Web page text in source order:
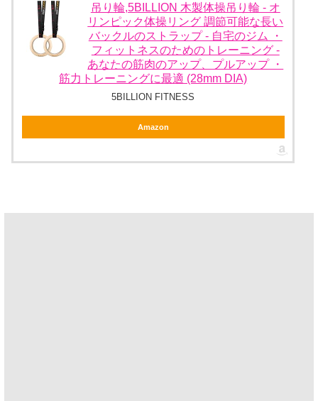
吊り輪,5BILLION 木製体操吊り輪 - オ
リンピック体操リング 調節可能な長い
バックルのストラップ - 自宅のジム ・
フィットネスのためのトレーニング -
あなたの筋肉のアップ、プルアップ ・
筋力トレーニングに最適 (28mm DIA)
5BILLION FITNESS
Amazon